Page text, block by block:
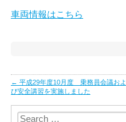
車両情報はこちら
Post
navigation
← 平成29年度10月度 乗務員会議およ
び安全講習を実施しました
Search